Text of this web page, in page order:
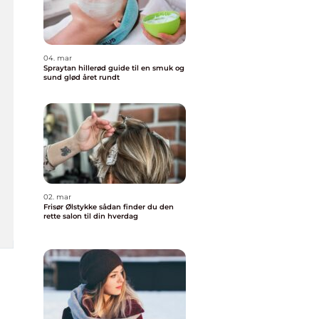
04. mar
Spraytan hillerød guide til en smuk og
sund glød året rundt
02. mar
Frisør Ølstykke sådan finder du den
rette salon til din hverdag